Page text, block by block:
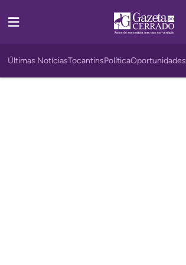
Últimas NotíciasTocantinsPolíticaOportunidades